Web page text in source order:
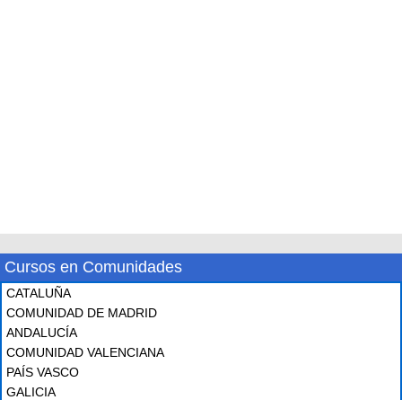
Cursos en Comunidades
CATALUÑA
COMUNIDAD DE MADRID
ANDALUCÍA
COMUNIDAD VALENCIANA
PAÍS VASCO
GALICIA